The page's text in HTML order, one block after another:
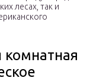
лесах, так и
комнатная